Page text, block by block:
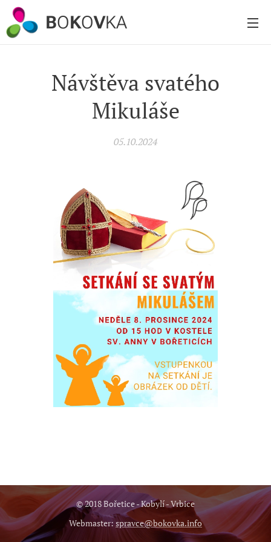
BOKOVKA
Návštěva svatého
Mikuláše
05.10.2024
© 2018 Bořetice - Kobylí - Vrbice
Webmaster: spravce@bokovka.info